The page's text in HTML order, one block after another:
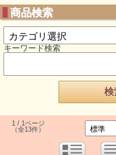
商品検索
キーワード検索
1 / 1ページ
（全13件）